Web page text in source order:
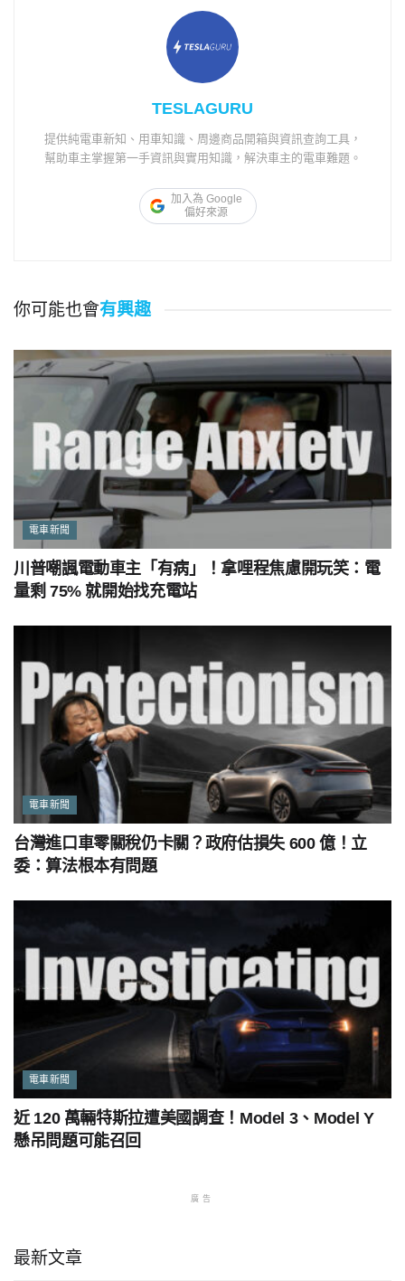
TESLAGURU
提供純電車新知、用車知識、周邊商品開箱與資訊查詢工具，
幫助車主掌握第一手資訊與實用知識，解決車主的電車難題。
加入為 Google
偏好來源
你可能也會有興趣
電車新聞
川普嘲諷電動車主「有病」！拿哩程焦慮開玩笑：電
量剩 75% 就開始找充電站
電車新聞
台灣進口車零關稅仍卡關？政府估損失 600 億！立
委：算法根本有問題
電車新聞
近 120 萬輛特斯拉遭美國調查！Model 3、Model Y
懸吊問題可能召回
廣告
最新文章